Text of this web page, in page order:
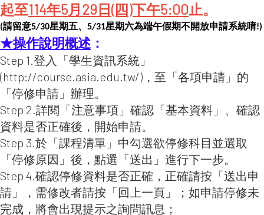
起至114年5月29日(四)下午5:00止。
(請留意5/30星期五、 5/31星期六為端午假期不開放申請系統唷!)
★操作說明概述 ：
Step 1.登入「學生資訊系統」
(http://course.asia.edu.tw/)，至「各項申請」的
「停修申請」辦理。
Step 2.詳閱「注意事項」確認「基本資料」、確認
資料是否正確後，開始申請。
Step 3.於「課程清單」中勾選欲停修科目並選取
「停修原因」後，點選「送出」進行下一步。
Step 4.確認停修資料是否正確，正確請按「送出申
請」，需修改者請按「回上一頁」；如申請停修未
完成，將會出現提示之詢問訊息；